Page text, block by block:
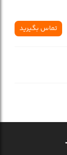
تماس بگیرید